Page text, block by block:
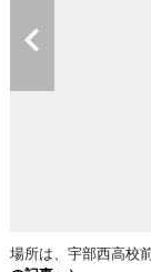
場所は、宇部西高校